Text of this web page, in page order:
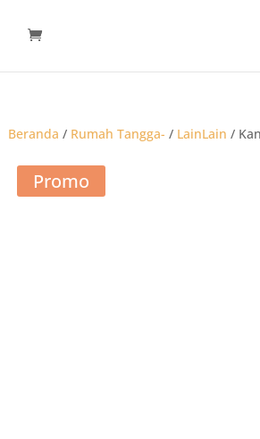
Beranda / Rumah Tangga- / LainLain /
Promo